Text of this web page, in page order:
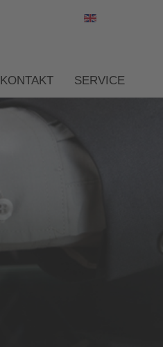
Sprache
KONTAKT SERVICE